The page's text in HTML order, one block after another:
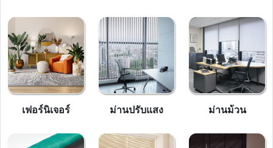
เฟอร์นิเจอร์ ม่านปรับแสง ม่านม้วน